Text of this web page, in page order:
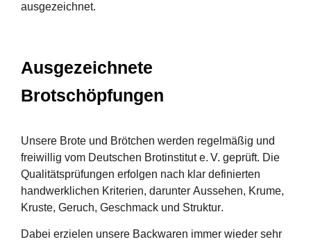
ausgezeichnet.
Ausgezeichnete
Brotschöpfungen
Unsere Brote und Brötchen werden regelmäßig und
freiwillig vom Deutschen Brotinstitut e. V. geprüft. Die
Qualitätsprüfungen erfolgen nach klar definierten
handwerklichen Kriterien, darunter Aussehen, Krume,
Kruste, Geruch, Geschmack und Struktur.
Dabei erzielen unsere Backwaren immer wieder sehr